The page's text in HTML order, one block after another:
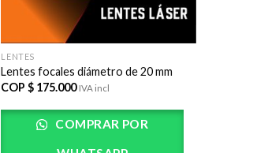
LENTES
Lentes focales diámetro de 20 mm
COP $ 175.000 IVA incl
COMPRAR POR